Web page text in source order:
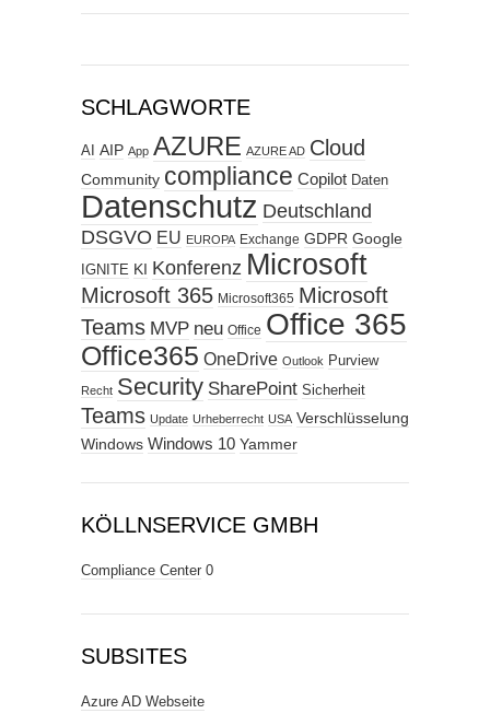
SCHLAGWORTE
AI AIP App AZURE AZURE AD Cloud
Community compliance Copilot Daten
Datenschutz Deutschland
DSGVO EU EUROPA Exchange GDPR Google
IGNITE KI Konferenz Microsoft
Microsoft 365 Microsoft365 Microsoft
Teams MVP neu Office Office 365
Office365 OneDrive Outlook Purview
Recht Security SharePoint Sicherheit
Teams Update Urheberrecht USA Verschlüsselung
Windows Windows 10 Yammer
KÖLLNSERVICE GMBH
Compliance Center 0
SUBSITES
Azure AD Webseite